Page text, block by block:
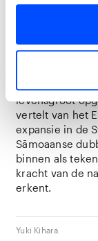
Mountain 2022
Yuki Kihara
Yuki Kihara
specific
levensgroot
vertelt van het
expansie in de
Sāmoaanse
binnen als
kracht van de
erkent.
Yuki Kihara